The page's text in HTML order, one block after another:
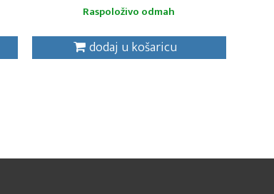
Raspoloživo odmah
dodaj u košaricu